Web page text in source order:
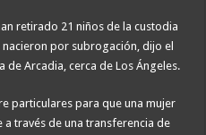
retirado 21 niños de la custodia
por subrogación, dijo el
de Arcadia, cerca de Los Ángeles.
particulares para que una mujer
través de una transferencia de